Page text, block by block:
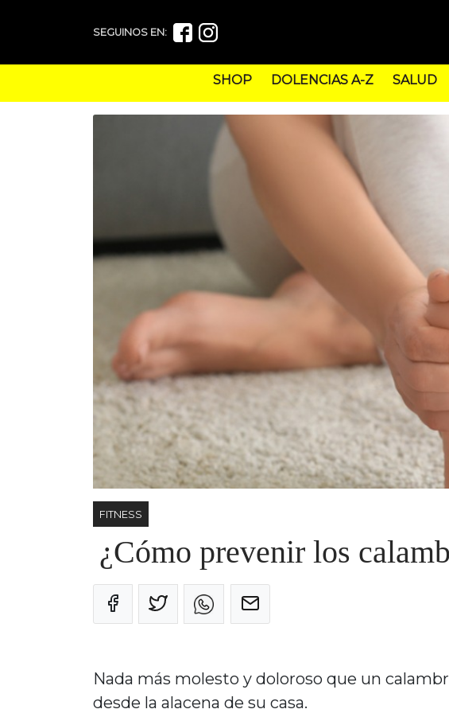
SEGUINOS EN:
SHOP DOLENCIAS A-Z SALUD
FITNESS
¿Cómo prevenir los
Nada más molesto y doloroso que un
desde la alacena de su casa.